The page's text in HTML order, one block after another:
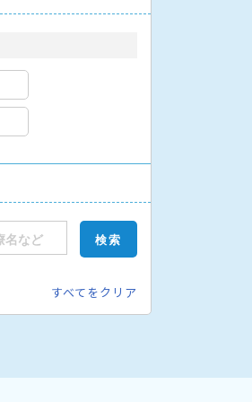
すべてをクリア